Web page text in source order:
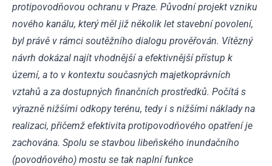
protipovodňovou ochranu v Praze. Původní projekt vzniku
nového kanálu, který měl již několik let stavební povolení,
byl právě v rámci soutěžního dialogu prověřován. Vítězný
návrh dokázal najít vhodnější a efektivnější přístup k
území, a to v kontextu současných majetkoprávních
vztahů a za dostupných finančních prostředků. Počítá s
výrazně nižšími odkopy terénu, tedy i s nižšími náklady na
realizaci, přičemž efektivita protipovodňového opatření je
zachována. Spolu se stavbou libeňského inundačního
(povodňového) mostu se tak naplní funkce